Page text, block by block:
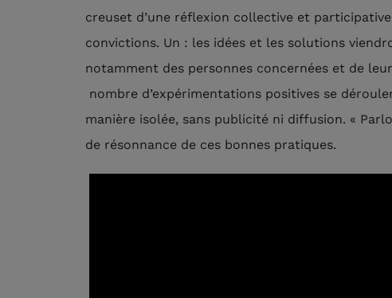
creuset d’une réflexion collective et
convictions. Un : les idées et les solutions
notamment des personnes concernées et de
nombre d’expérimentations positives se
manière isolée, sans publicité ni diffusion. «
de résonnance de ces bonnes pratiques.